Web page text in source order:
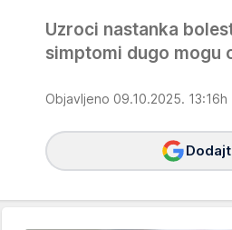
Uzroci nastanka
simptomi dugo mogu
Objavljeno 09.10.2025. 13:16h